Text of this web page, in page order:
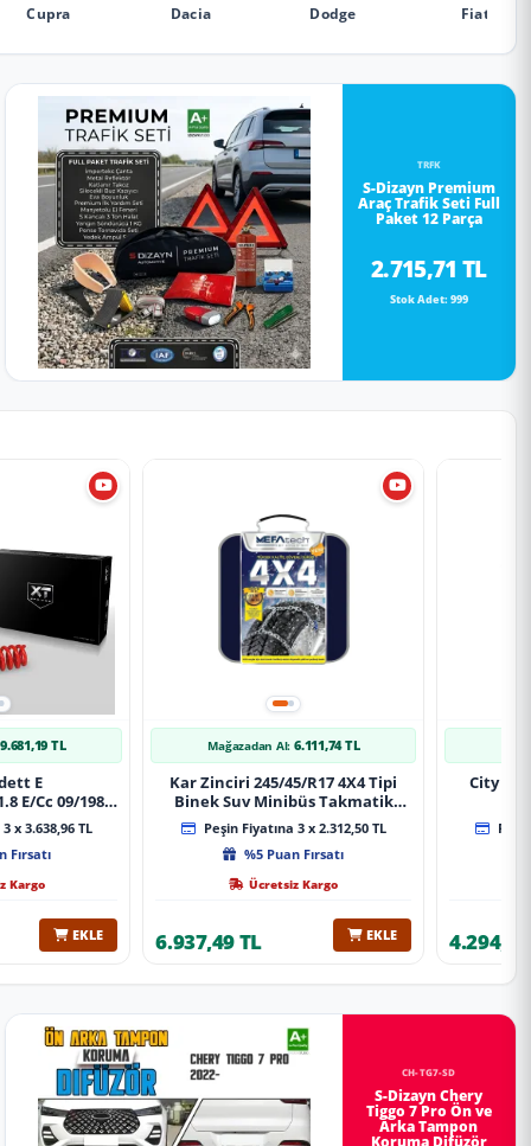
Cupra Dacia Dodge Fiat
TRFK
S-Dizayn Premium
Araç Trafik Seti Full
Paket 12 Parça
2.715,71 TL
Stok Adet: 999
9.681,19 TL
E
E/Cc 09/1984-
Spor Yay
x 3.638,96 TL
Fırsatı
Kargo
EKLE
Mağazadan Al: 6.111,74 TL
Kar Zinciri 245/45/R17 4X4 Tipi
Binek Suv Minibüs Takmatik
Kolay Montaj
Peşin Fiyatına 3 x 2.312,50 TL
%5 Puan Fırsatı
Ücretsiz Kargo
6.937,49 TL EKLE
City
CH-TG7-SD
S-Dizayn Chery
Tiggo 7 Pro Ön ve
Arka Tampon
Koruma Difüzör